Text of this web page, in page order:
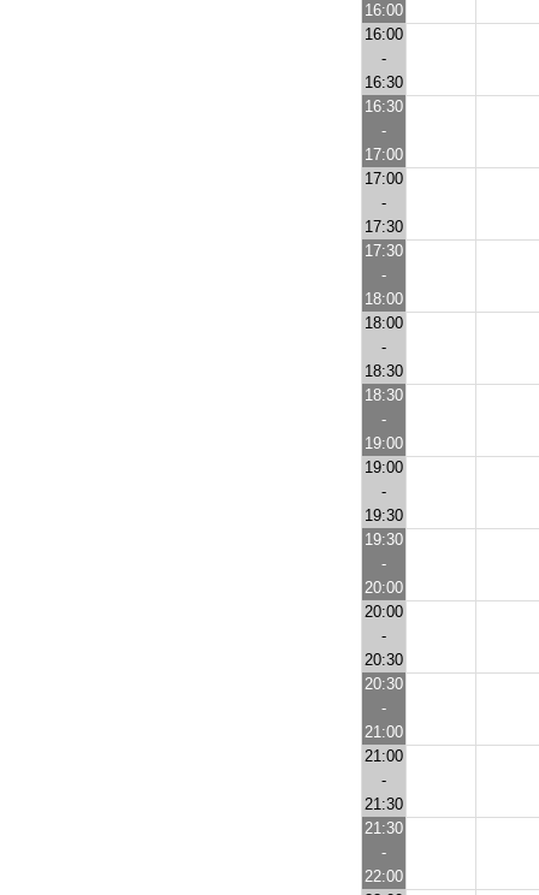
16:00
16:00
-
16:30
16:30
-
17:00
17:00
-
17:30
17:30
-
18:00
18:00
-
18:30
18:30
-
19:00
19:00
-
19:30
19:30
-
20:00
20:00
-
20:30
20:30
-
21:00
21:00
-
21:30
21:30
-
22:00